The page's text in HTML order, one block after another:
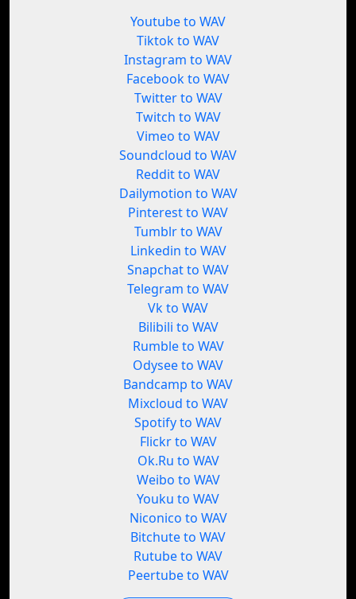
Youtube to WAV
Tiktok to WAV
Instagram to WAV
Facebook to WAV
Twitter to WAV
Twitch to WAV
Vimeo to WAV
Soundcloud to WAV
Reddit to WAV
Dailymotion to WAV
Pinterest to WAV
Tumblr to WAV
Linkedin to WAV
Snapchat to WAV
Telegram to WAV
Vk to WAV
Bilibili to WAV
Rumble to WAV
Odysee to WAV
Bandcamp to WAV
Mixcloud to WAV
Spotify to WAV
Flickr to WAV
Ok.Ru to WAV
Weibo to WAV
Youku to WAV
Niconico to WAV
Bitchute to WAV
Rutube to WAV
Peertube to WAV